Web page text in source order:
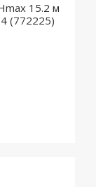
15.2 м
(772225)